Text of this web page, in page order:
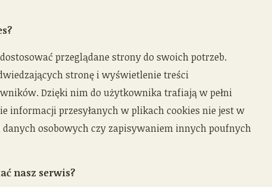
przeglądane strony do swoich potrzeb.
stronę i wyświetlenie treści
Dzięki nim do użytkownika trafiają w pełni
informacji przesyłanych w plikach cookies nie jest w
danych osobowych czy zapisywaniem innych poufnych
nasz serwis?